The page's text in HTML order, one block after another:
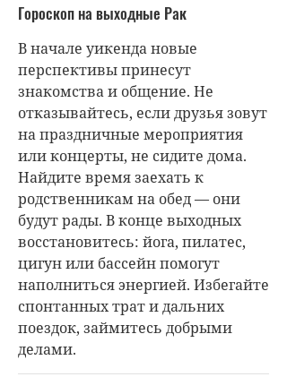
Гороскоп на выходные Рак
В начале уикенда новые
перспективы принесут
знакомства и общение. Не
отказывайтесь, если друзья зовут
на праздничные мероприятия
или концерты, не сидите дома.
Найдите время заехать к
родственникам на обед — они
будут рады. В конце выходных
восстановитесь: йога, пилатес,
цигун или бассейн помогут
наполниться энергией. Избегайте
спонтанных трат и дальних
поездок, займитесь добрыми
делами.